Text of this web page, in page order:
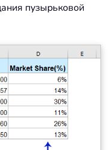
пузырьковой